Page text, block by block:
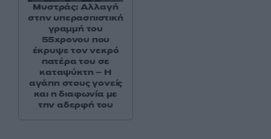
Μυστράς: Αλλαγή
στην υπερασπιστική
γραμμή του
55χρονου που
έκρυψε τον νεκρό
πατέρα του σε
καταψύκτη – Η
αγάπη στους γονείς
και η διαφωνία με
την αδερφή του